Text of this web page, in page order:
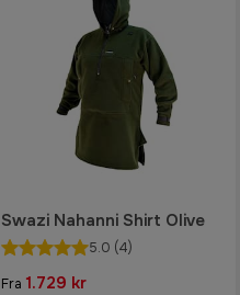
Swazi Nahanni Shirt Olive
5.0 (4)
Fra 1.729 kr